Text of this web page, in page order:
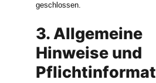
geschlossen.
3. Allgemeine
Hinweise und